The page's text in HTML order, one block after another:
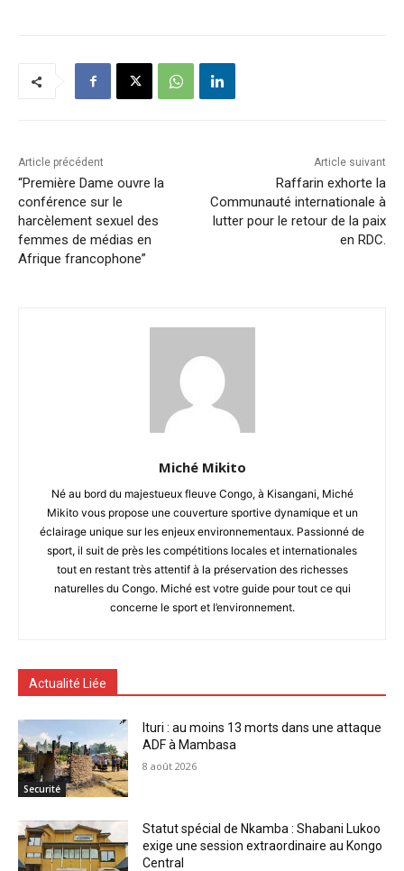
Article précédent
“Première Dame ouvre la
conférence sur le
harcèlement sexuel des
femmes de médias en
Afrique francophone”
Article suivant
Raffarin exhorte la
Communauté internationale à
lutter pour le retour de la paix
en RDC.
Miché Mikito
Né au bord du majestueux fleuve Congo, à Kisangani, Miché
Mikito vous propose une couverture sportive dynamique et un
éclairage unique sur les enjeux environnementaux. Passionné de
sport, il suit de près les compétitions locales et internationales
tout en restant très attentif à la préservation des richesses
naturelles du Congo. Miché est votre guide pour tout ce qui
concerne le sport et l’environnement.
Actualité Liée
Securité
Ituri : au moins 13 morts dans une attaque
ADF à Mambasa
8 août 2026
Statut spécial de Nkamba : Shabani Lukoo
exige une session extraordinaire au Kongo
Central